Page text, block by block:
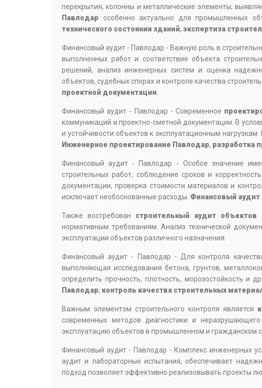
перекрытия, колонны и металлические элементы,
Павлодар особенно актуально для промышленных
технического состояния зданий, экспертиза
Финансовый аудит - Павлодар - Важную роль в
выполненных работ и соответствие объекта
решений, анализ инженерных систем и оценка
объектов, судебных спорах и контроле качества
проектной документации
Финансовый аудит - Павлодар - Современное
коммуникаций и проектно-сметной документации. В
и устойчивости объектов к эксплуатационным
Инженерное проектирование Павлодар, разработка
Финансовый аудит - Павлодар - Особое значение
строительных работ, соблюдение сроков и
документации, проверка стоимости материалов и
исключает необоснованные расходы. Финансовый аудит
Также востребован строительный аудит объектов
нормативным требованиям. Анализ технической
эксплуатации объектов различного назначения.
Финансовый аудит - Павлодар - Для контроля
выполняющая исследования бетона, грунтов,
определить прочность, плотность, морозостойкость и
Павлодар, контроль качества строительных
Важным элементом строительного контроля является
современных методов диагностики и
эксплуатацию объектов в промышленном и гражданском
Финансовый аудит - Павлодар - Комплекс инженерных
аудит и лабораторные испытания, обеспечивает
подход позволяет эффективно реализовывать проекты